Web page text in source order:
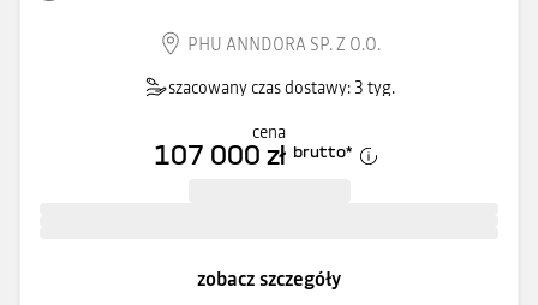
PHU ANNDORA SP. Z O.O.
szacowany czas dostawy: 3 tyg.
cena
107 000 zł brutto*
zobacz szczegóły